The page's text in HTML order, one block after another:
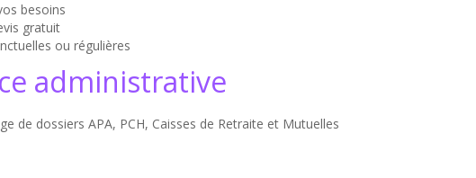
besoins
gratuit
ou régulières
administrative
de dossiers APA, PCH, Caisses de Retraite et Mutuelles